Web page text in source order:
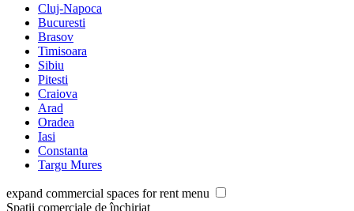
Cluj-Napoca
Bucuresti
Brasov
Timisoara
Sibiu
Pitesti
Craiova
Arad
Oradea
Iasi
Constanta
Targu Mures
expand commercial spaces for rent menu
Spații comerciale de închiriat